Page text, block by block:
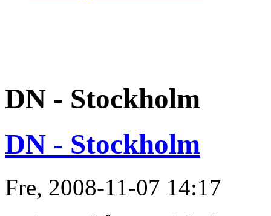
DN - Stockholm
DN - Stockholm
Fre, 2008-11-07 14:17